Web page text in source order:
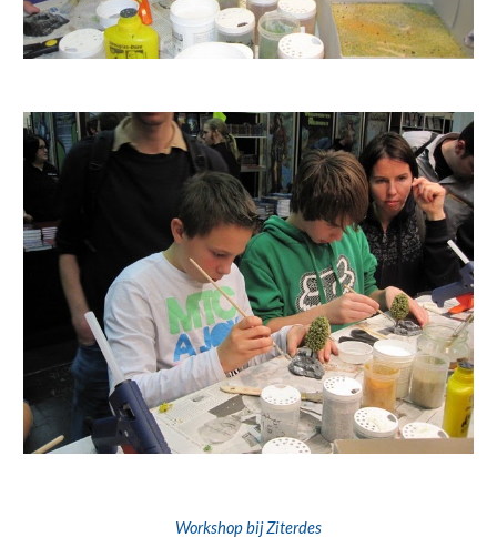
Workshop bij Ziterdes